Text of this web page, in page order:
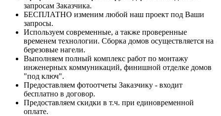
запросам Заказчика.
БЕСПЛАТНО изменим любой наш проект под Ваши
запросы.
Используем современные, а также проверенные
временем технологии. Сборка домов осуществляется на
березовые нагели.
Выполняем полный комплекс работ по монтажу
инженерных коммуникаций, финишной отделке домов
"под ключ".
Предоставляем фотоотчеты Заказчику - входит
бесплатно в договор.
Предоставляем скидки в т.ч. при единовременной
оплате.